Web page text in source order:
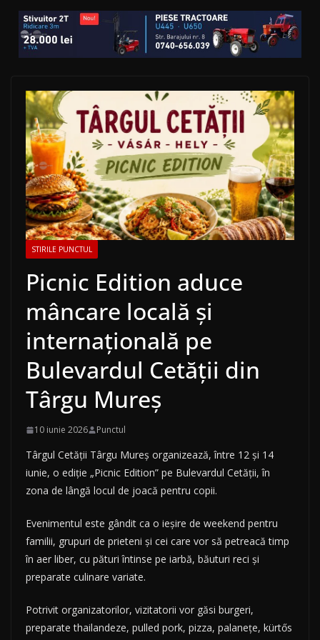
STIRILE PUNCTUL
Picnic Edition aduce
mâncare locală și
internațională pe
Bulevardul Cetății din
Târgu Mureș
10 iunie 2026 Punctul
Târgul Cetății Târgu Mureș organizează, între 12 și 14
iunie, o ediție „Picnic Edition” pe Bulevardul Cetății, în
zona de lângă locul de joacă pentru copii.
Evenimentul este gândit ca o ieșire de weekend pentru
familii, grupuri de prieteni și cei care vor să petreacă timp
în aer liber, cu pături întinse pe iarbă, băuturi reci și
preparate culinare variate.
Potrivit organizatorilor, vizitatorii vor găsi burgeri,
preparate thailandeze, pulled pork, pizza, palanețe, kürtős